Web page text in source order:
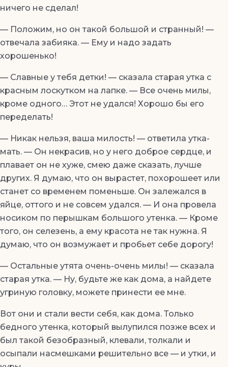
ничего не сделал!
— Положим, но он такой большой и странный! —
отвечала забияка. — Ему и надо задать
хорошенько!
— Славные у тебя детки! — сказала старая утка с
красным лоскутком на лапке. — Все очень милы,
кроме одного… Этот не удался! Хорошо бы его
переделать!
— Никак нельзя, ваша милость! — ответила утка-
мать. — Он некрасив, но у него доброе сердце, и
плавает он не хуже, смею даже сказать, лучше
других. Я думаю, что он вырастет, похорошеет или
станет со временем поменьше. Он залежался в
яйце, оттого и не совсем удался. — И она провела
носиком по перышкам большого утенка. — Кроме
того, он селезень, а ему красота не так нужна. Я
думаю, что он возмужает и пробьет себе дорогу!
— Остальные утята очень-очень милы! — сказала
старая утка. — Ну, будьте же как дома, а найдете
угриную головку, можете принести ее мне.
Вот они и стали вести себя, как дома. Только
бедного утенка, который вылупился позже всех и
был такой безобразный, клевали, толкали и
осыпали насмешками решительно все — и утки, и